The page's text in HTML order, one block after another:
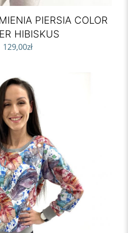
PIERSIA COLOR
HIBISKUS
129,00zł